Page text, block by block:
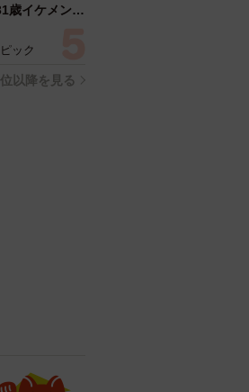
イケメン俳
っくり」
ック
位以降を見る